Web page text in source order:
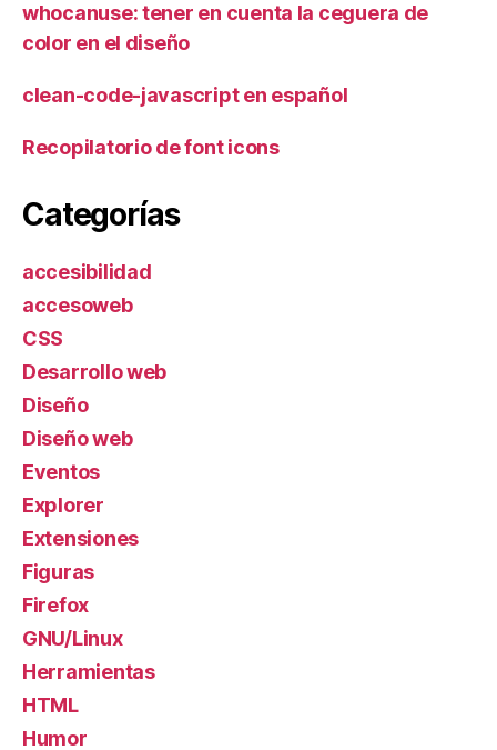
whocanuse: tener en cuenta la ceguera de
color en el diseño
clean-code-javascript en español
Recopilatorio de font icons
Categorías
accesibilidad
accesoweb
CSS
Desarrollo web
Diseño
Diseño web
Eventos
Explorer
Extensiones
Figuras
Firefox
GNU/Linux
Herramientas
HTML
Humor